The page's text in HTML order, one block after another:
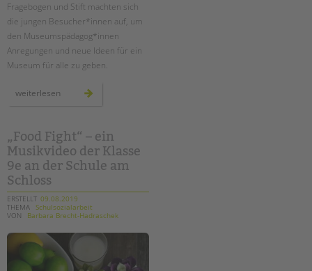
Fragebogen und Stift machten sich
die jungen Besucher*innen auf, um
den Museumspädagog*innen
Anregungen und neue Ideen für ein
Museum für alle zu geben.
weiterlesen ambulante
„Food Fight“ – ein
Musikvideo der Klasse
9e an der Schule am
Schloss
ERSTELLT 09.08.2019
THEMA Schulsozialarbeit
VON
Barbara Brecht-Hadraschek